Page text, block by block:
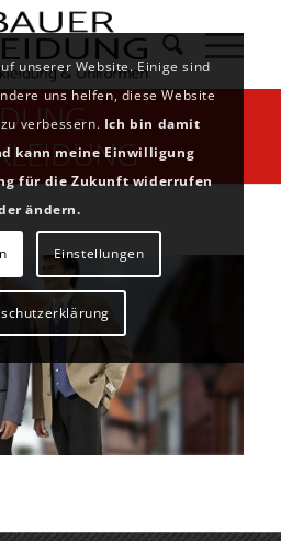
unserer Website. Einige sind
uns helfen, diese Website
verbessern. Ich bin damit
kann meine Einwilligung
für die Zukunft widerrufen
ändern.
Einstellungen